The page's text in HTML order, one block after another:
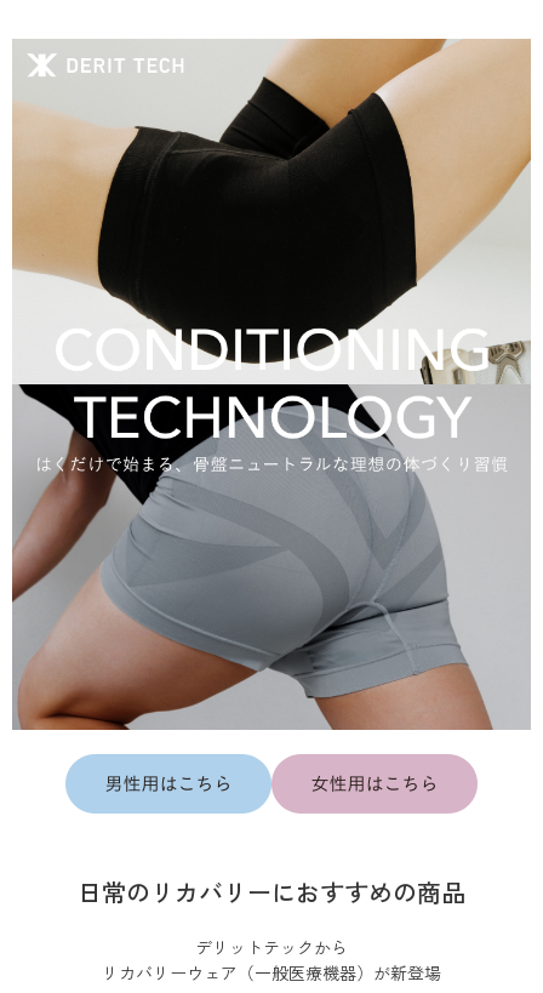
日常のリカバリーにおすすめの商品
デリットテックから
リカバリーウェア（一般医療機器）が新登場